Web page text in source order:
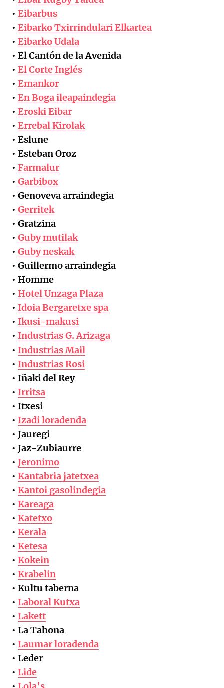
• Eibarbus
• Eibarko Txirrindulari Elkartea
• Eibarko Udala
• El Cantón de la Avenida
• El Corte Inglés
• Emankor
• En Boga ileapaindegia
• Eroski Eibar
• Errebal Kirolak
• Eslune
• Esteban Oroz
• Farmalur
• Garbibox
• Genoveva arraindegia
• Gerritek
• Gratzina
• Guby mutilak
• Guby neskak
• Guillermo arraindegia
• Homme
• Hotel Unzaga Plaza
• Idoia Bergaretxe spa
• Ikusi-makusi
• IndustriasG. Arizaga
• Industrias Mail
• Industrias Rosi
• Iñaki del Rey
• Irritsa
• Itxesi
• Izadi loradenda
• Jauregi
• Jaz-Zubiaurre
• Jeronimo
• Kantabria jatetxea
• Kantoi gasolindegia
• Kareaga
• Katetxo
• Kerala
• Ketesa
• Kokein
• Krabelin
• Kultu taberna
• Laboral Kutxa
• Lakett
• La Tahona
• Laumarloradenda
• Leder
• Lide